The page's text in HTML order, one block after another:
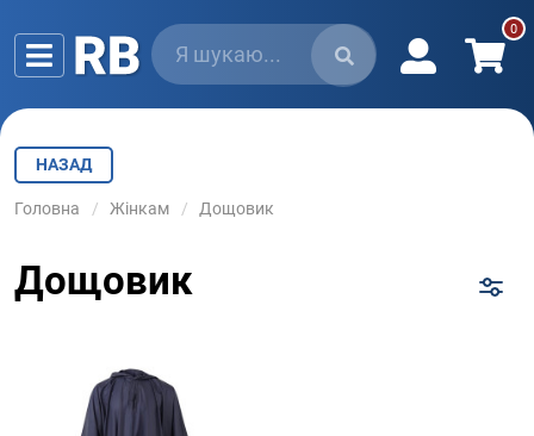
НАЗАД
Головна Жінкам Дощовик
Дощовик